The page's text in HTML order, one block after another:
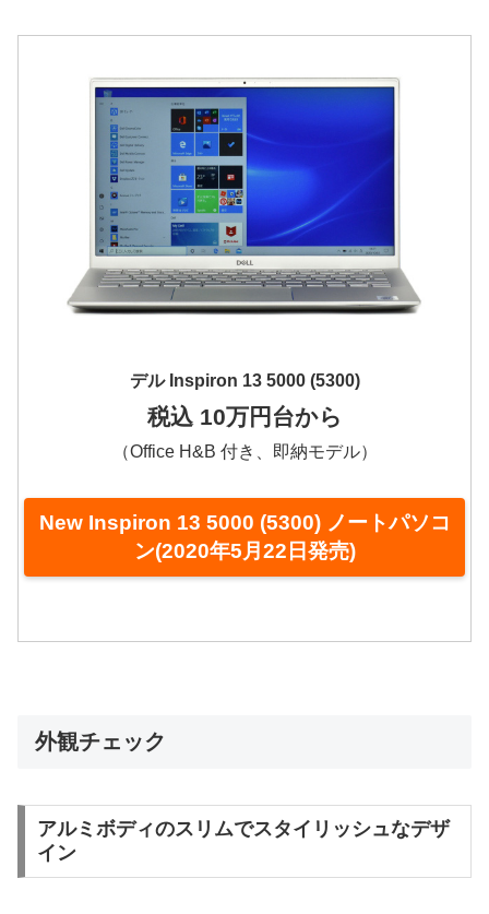
デル Inspiron 13 5000 (5300)
税込 10万円台から
（Office H&B 付き、即納モデル）
New Inspiron 13 5000 (5300) ノートパソコ
ン(2020年5月22日発売)
外観チェック
アルミボディのスリムでスタイリッシュなデザ
イン